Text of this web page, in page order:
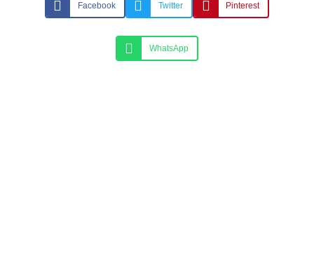
Facebook Twitter Pinterest
WhatsApp